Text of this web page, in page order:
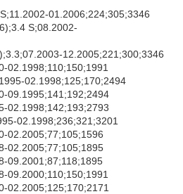
01.2006;224;305;3346
S;08.2002-
12.2005;221;300;3346
02.1998;110;150;1991
02.1998;125;170;2494
09.1995;141;192;2494
02.1998;142;193;2793
02.1998;236;321;3201
02.2005;77;105;1596
02.2005;77;105;1895
09.2001;87;118;1895
09.2000;110;150;1991
02.2005;125;170;2171